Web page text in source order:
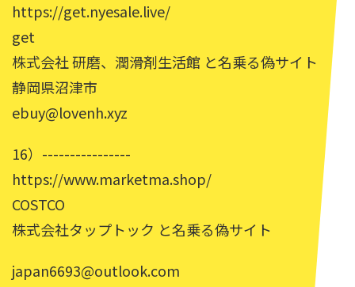
https://get.nyesale.live/
get
株式会社 研磨、潤滑剤生活館 と名乗る偽サイト
静岡県沼津市
ebuy@lovenh.xyz
16）----------------
https://www.marketma.shop/
COSTCO
株式会社タップトック と名乗る偽サイト
japan6693@outlook.com